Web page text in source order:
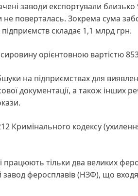
заводи експортували близько
поверталась. Зокрема сума
складає 1,1 млрд грн.
орієнтовною вартістю
на підприємствах для
документації, а також інших
Кримінального кодексу
працюють тільки два великих
завод феросплавів (НЗФ), що